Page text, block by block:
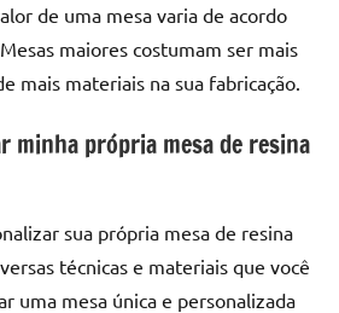
de uma mesa varia de acordo
maiores costumam ser mais
mais materiais na sua fabricação.
minha própria mesa de resina
sua própria mesa de resina
técnicas e materiais que você
uma mesa única e personalizada